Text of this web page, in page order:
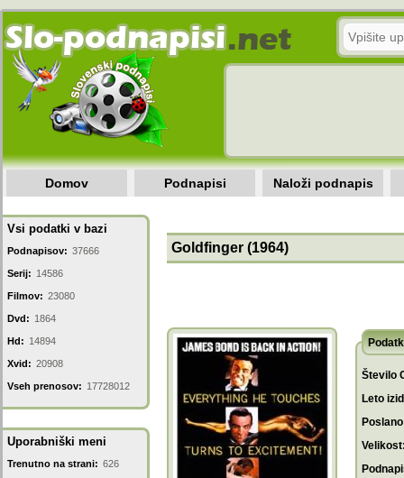
Domov Podnapisi Naloži podnapis
Vsi podatki v bazi
Podnapisov: 37666
Serij: 14586
Filmov: 23080
Dvd: 1864
Hd: 14894
Xvid: 20908
Vseh prenosov: 17728012
Uporabniški meni
Trenutno na strani: 626
Goldfinger (1964)
Število
Leto